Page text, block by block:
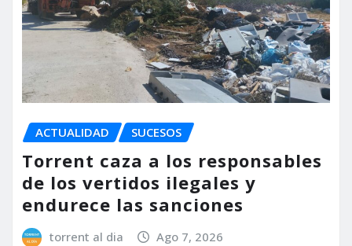
ACTUALIDAD SUCESOS
Torrent caza a los responsables
de los vertidos ilegales y
endurece las sanciones
torrent al dia Ago 7, 2026